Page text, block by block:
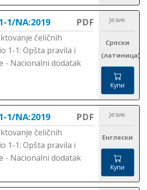
1/NA:2019 PDF
čeličnih
1-1: Opšta pravila i
- Nacionalni dodatak
Језик
Српски
(латиница)
Купи
1/NA:2019 PDF
čeličnih
1-1: Opšta pravila i
- Nacionalni dodatak
Језик
Енглески
Купи